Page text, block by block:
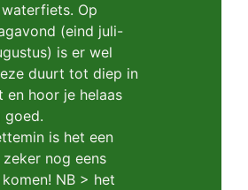
Op
(eind juli-
is er wel
duurt tot diep in
en hoor je helaas
goed.
is het een
nog eens
NB > het